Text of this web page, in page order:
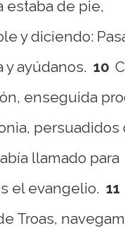
estaba de pie,
y diciendo:
y ayúdanos. 10
enseguida
persuadidos
llamado para
el evangelio. 11
Troas,